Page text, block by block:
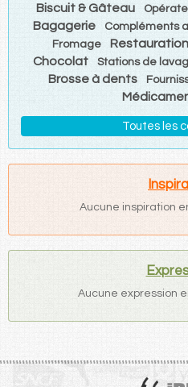
Biscuit & Gâteau
Bagagerie Compléments
Fromage Restauration
Chocolat Stations de
Brosse à dents
Toutes les
Aucune inspiration
Aucune expression